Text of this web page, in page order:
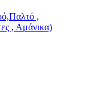
,
, Αμάνικα)